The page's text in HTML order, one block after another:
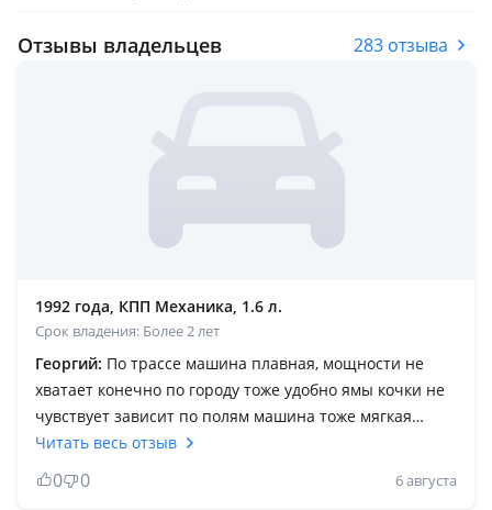
Отзывы владельцев 283 отзыва
1992 года, КПП Механика, 1.6 л.
Срок владения: Более 2 лет
Георгий: По трассе машина плавная, мощности не
хватает конечно по городу тоже удобно ямы кочки не
чувствует зависит по полям машина тоже мягкая
удобная не прыгает, обслуживание обходилось
примерное 200.000 не считая работы это по мелочам
ходовка тормозная система ну и коробка ну и по
Читать весь отзыв
0 0 6 августа